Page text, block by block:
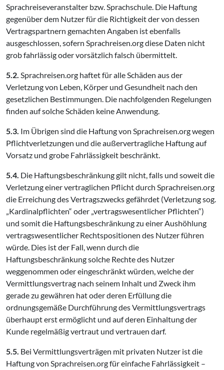
Sprachreiseveranstalter bzw. Sprachschule. Die Haftung
gegenüber dem Nutzer für die Richtigkeit der von dessen
Vertragspartnern gemachten Angaben ist ebenfalls
ausgeschlossen, sofern Sprachreisen.org diese Daten nicht
grob fahrlässig oder vorsätzlich falsch übermittelt.
5.2. Sprachreisen.org haftet für alle Schäden aus der
Verletzung von Leben, Körper und Gesundheit nach den
gesetzlichen Bestimmungen. Die nachfolgenden Regelungen
finden auf solche Schäden keine Anwendung.
5.3. Im Übrigen sind die Haftung von Sprachreisen.org wegen
Pflichtverletzungen und die außervertragliche Haftung auf
Vorsatz und grobe Fahrlässigkeit beschränkt.
5.4. Die Haftungsbeschränkung gilt nicht, falls und soweit die
Verletzung einer vertraglichen Pflicht durch Sprachreisen.org
die Erreichung des Vertragszwecks gefährdet (Verletzung sog.
„Kardinalpflichten“ oder „vertragswesentlicher Pflichten“)
und somit die Haftungsbeschränkung zu einer Aushöhlung
vertragswesentlicher Rechtspositionen des Nutzer führen
würde. Dies ist der Fall, wenn durch die
Haftungsbeschränkung solche Rechte des Nutzer
weggenommen oder eingeschränkt würden, welche der
Vermittlungsvertrag nach seinem Inhalt und Zweck ihm
gerade zu gewähren hat oder deren Erfüllung die
ordnungsgemäße Durchführung des Vermittlungsvertrags
überhaupt erst ermöglicht und auf deren Einhaltung der
Kunde regelmäßig vertraut und vertrauen darf.
5.5. Bei Vermittlungsverträgen mit privaten Nutzer ist die
Haftung von Sprachreisen.org für einfache Fahrlässigkeit –